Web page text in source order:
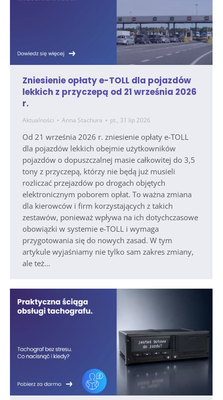
Zniesienie opłaty e-TOLL dla pojazdów
lekkich z przyczepą od 21 września 2026
r.
Aktualności Anna Stachura pt., 31 lip 2026
Od 21 września 2026 r. zniesienie opłaty e-TOLL
dla pojazdów lekkich obejmie użytkowników
pojazdów o dopuszczalnej masie całkowitej do 3,5
tony z przyczepą, którzy nie będą już musieli
rozliczać przejazdów po drogach objętych
elektronicznym poborem opłat. To ważna zmiana
dla kierowców i firm korzystających z takich
zestawów, ponieważ wpływa na ich dotychczasowe
obowiązki w systemie e-TOLL i wymaga
przygotowania się do nowych zasad. W tym
artykule wyjaśniamy nie tylko sam zakres zmiany,
ale też…